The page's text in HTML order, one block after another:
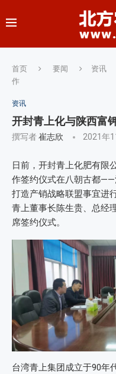
首页 要闻 资讯
作
资讯
开封青上化与陕西富
撰写者崔志欣 2021年
日前，开封青上化肥有限
作签约仪式在八朝古都
打造产销战略联盟事宜进
青上董事长陈生贵、总经
席签约仪式。
台湾青上集团成立于90年